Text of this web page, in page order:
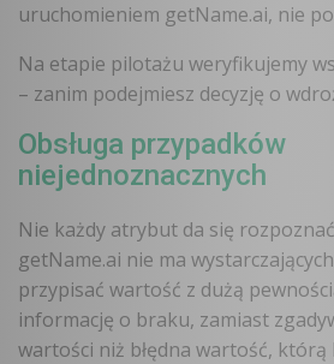
uruchomieniem getName.ai, nie
Na etapie pilotażu weryfikujemy
– zanim podejmiesz decyzję o
Obsługa przypadków
niejednoznacznych
Nie każdy atrybut da się
getName.ai nie ma
przypisać wartość z dużą
informację o braku, zamiast
wartości niż błędna wartość,